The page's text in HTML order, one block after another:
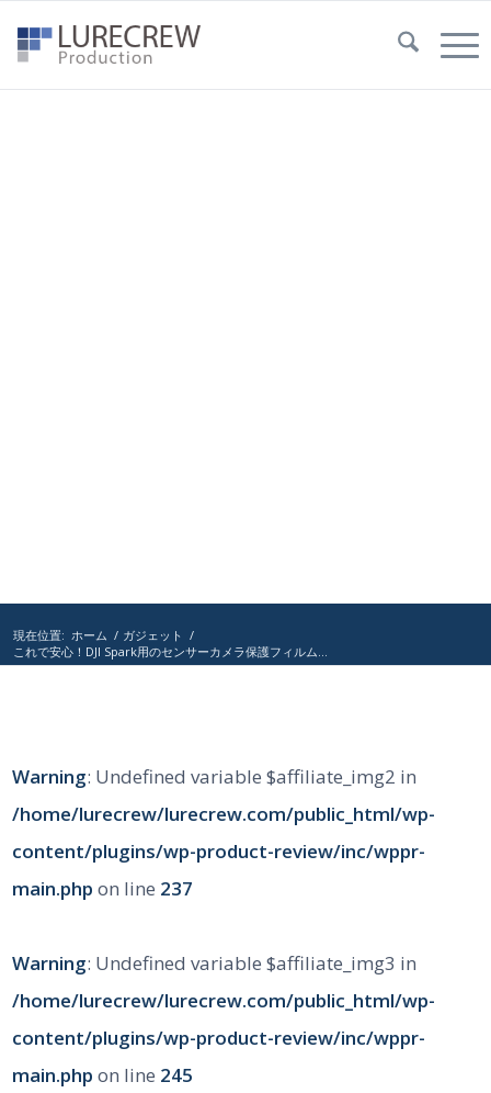
現在位置: ホーム / ガジェット /
これで安心！DJI Spark用のセンサーカメラ保護フィルム...
Warning: Undefined variable $affiliate_img2 in
/home/lurecrew/lurecrew.com/public_html/wp-
content/plugins/wp-product-review/inc/wppr-
main.php on line 237
Warning: Undefined variable $affiliate_img3 in
/home/lurecrew/lurecrew.com/public_html/wp-
content/plugins/wp-product-review/inc/wppr-
main.php on line 245